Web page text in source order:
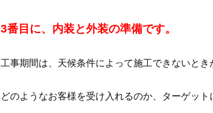
3番目に、内装と外装の準備です。
工事期間は、天候条件によって施工できないと
どのようなお客様を受け入れるのか、ターゲッ